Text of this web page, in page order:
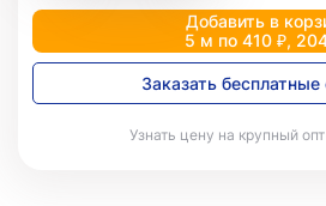
Добавить в
5 м по 410 ₽,
Заказать
Узнать цену на крупный